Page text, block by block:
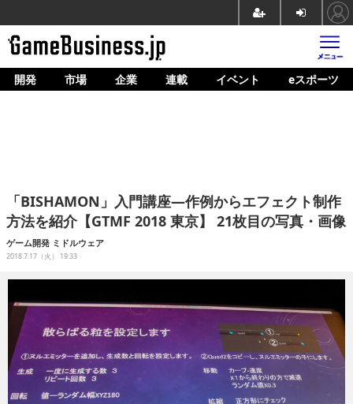
ホーム
企業動向
人材育成
連載
イベント/セミナー
eスポーツ
開発 市場 企業 連載 イベント eスポーツ
「BISHAMON」入門講座―作例からエフェクト制作
方法を紹介【GTMF 2018 東京】 21枚目の写真・画像
ゲーム開発 ミドルウェア
2018.7.17（火） 19:33